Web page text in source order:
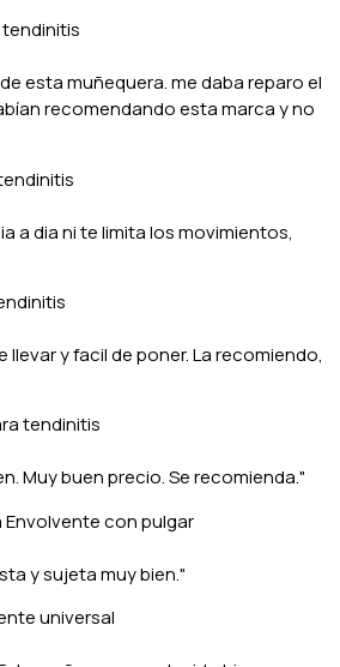
esta muñequera. me daba reparo el
recomendando esta marca y no
a dia ni te limita los movimientos,
y facil de poner. La recomiendo,
tendinitis
Muy buen precio. Se recomienda."
Envolvente con pulgar
y sujeta muy bien."
universal